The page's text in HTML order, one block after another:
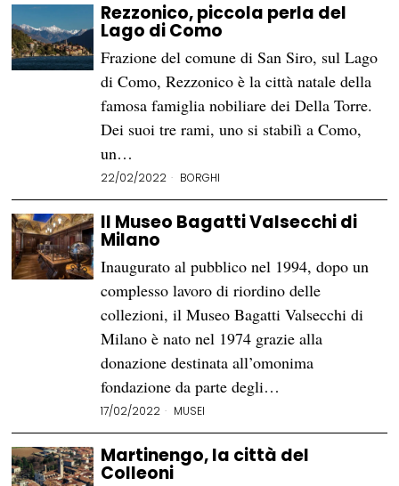
Rezzonico, piccola perla del
Lago di Como
Frazione del comune di San Siro, sul Lago
di Como, Rezzonico è la città natale della
famosa famiglia nobiliare dei Della Torre.
Dei suoi tre rami, uno si stabilì a Como,
un…
22/02/2022 BORGHI
Il Museo Bagatti Valsecchi di
Milano
Inaugurato al pubblico nel 1994, dopo un
complesso lavoro di riordino delle
collezioni, il Museo Bagatti Valsecchi di
Milano è nato nel 1974 grazie alla
donazione destinata all’omonima
fondazione da parte degli…
17/02/2022 MUSEI
Martinengo, la città del
Colleoni